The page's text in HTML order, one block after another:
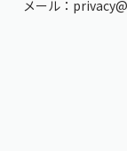
メール：